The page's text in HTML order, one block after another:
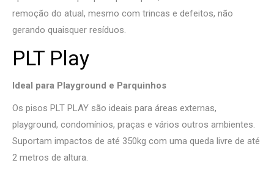
remoção do atual, mesmo com trincas e defeitos, não
gerando quaisquer resíduos.
PLT Play
Ideal para Playground e Parquinhos
Os pisos PLT PLAY são ideais para áreas externas,
playground, condomínios, praças e vários outros ambientes.
Suportam impactos de até 350kg com uma queda livre de até
2 metros de altura.